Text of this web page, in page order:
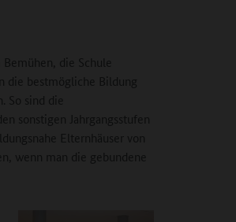
die Schule
die bestmögliche Bildung
So sind die
sonstigen Jahrgangsstufen
Elternhäuser von
wenn man die gebundene